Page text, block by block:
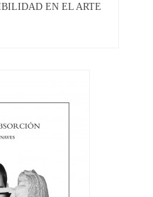
EN EL ARTE